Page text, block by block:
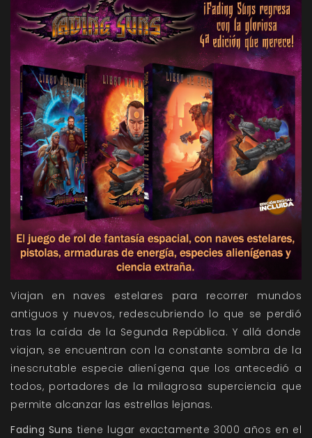
Viajan en naves estelares para recorrer mundos
antiguos y nuevos, redescubriendo lo que se perdió
tras la caída de la Segunda República. Y allá donde
viajan, se encuentran con la constante sombra de la
inescrutable especie alienígena que los antecedió a
todos, portadores de la milagrosa superciencia que
permite alcanzar las estrellas lejanas.
Fading Suns tiene lugar exactamente 3000 años en el